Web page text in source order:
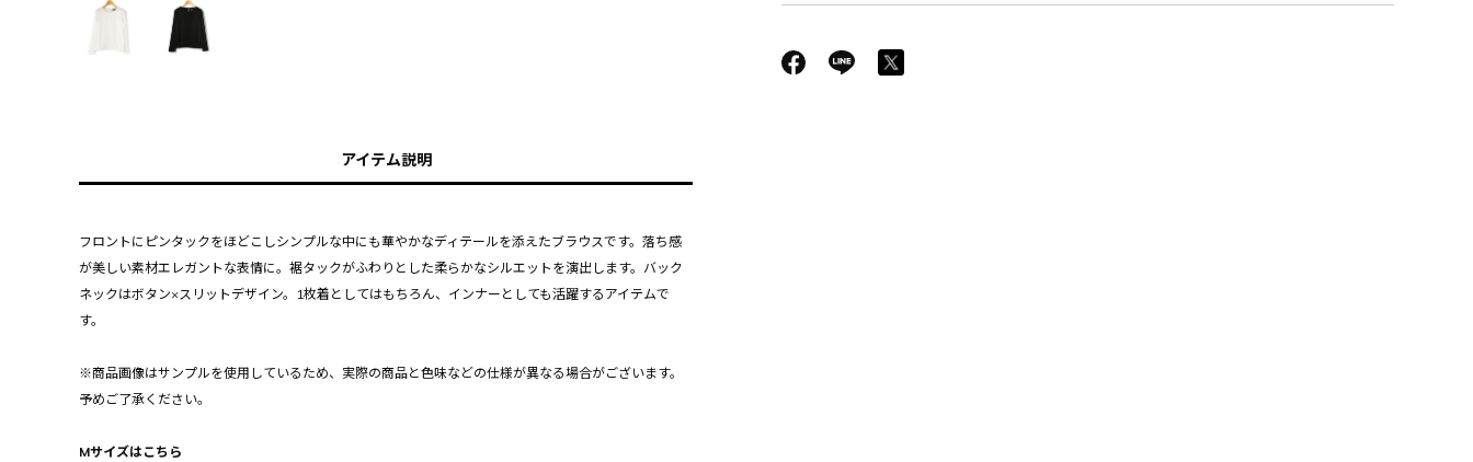
アイテム説明
フロントにピンタックをほどこしシンプルな中にも華やかなディテールを添えたブラウスです。落ち感
が美しい素材エレガントな表情に。裾タックがふわりとした柔らかなシルエットを演出します。バック
ネックはボタン×スリットデザイン。1枚着としてはもちろん、インナーとしても活躍するアイテムで
す。
※商品画像はサンプルを使用しているため、実際の商品と色味などの仕様が異なる場合がございます。
予めご了承ください。
Mサイズはこちら